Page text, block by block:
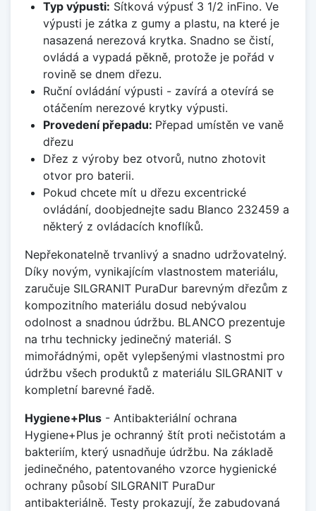
Typ výpusti: Sítková výpusť 3 1/2 inFino. Ve
výpusti je zátka z gumy a plastu, na které je
nasazená nerezová krytka. Snadno se čistí,
ovládá a vypadá pěkně, protože je pořád v
rovině se dnem dřezu.
Ruční ovládání výpusti - zavírá a otevírá se
otáčením nerezové krytky výpusti.
Provedení přepadu: Přepad umístěn ve vaně
dřezu
Dřez z výroby bez otvorů, nutno zhotovit
otvor pro baterii.
Pokud chcete mít u dřezu excentrické
ovládání, doobjednejte sadu Blanco 232459 a
některý z ovládacích knoflíků.
Nepřekonatelně trvanlivý a snadno udržovatelný.
Díky novým, vynikajícím vlastnostem materiálu,
zaručuje SILGRANIT PuraDur barevným dřezům z
kompozitního materiálu dosud nebývalou
odolnost a snadnou údržbu. BLANCO prezentuje
na trhu technicky jedinečný materiál. S
mimořádnými, opět vylepšenými vlastnostmi pro
údržbu všech produktů z materiálu SILGRANIT v
kompletní barevné řadě.
Hygiene+Plus - Antibakteriální ochrana
Hygiene+Plus je ochranný štít proti nečistotám a
bakteriím, který usnadňuje údržbu. Na základě
jedinečného, patentovaného vzorce hygienické
ochrany působí SILGRANIT PuraDur
antibakteriálně. Testy prokazují, že zabudovaná